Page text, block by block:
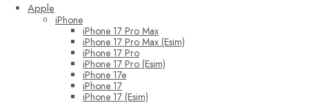
Apple
iPhone
iPhone 17 Pro Max
iPhone 17 Pro Max (Esim)
iPhone 17 Pro
iPhone 17 Pro (Esim)
iPhone 17e
iPhone 17
iPhone 17 (Esim)